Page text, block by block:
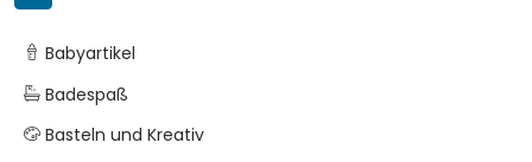
Babyartikel
Badespaß
Basteln und Kreativ